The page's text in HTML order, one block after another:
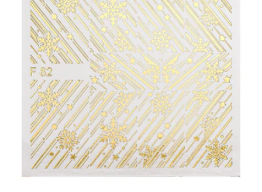
supporto 0 in modalità modale